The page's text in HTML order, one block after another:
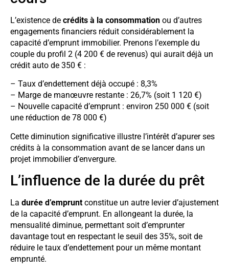
L’existence de crédits à la consommation ou d’autres
engagements financiers réduit considérablement la
capacité d’emprunt immobilier. Prenons l’exemple du
couple du profil 2 (4 200 € de revenus) qui aurait déjà un
crédit auto de 350 € :
– Taux d’endettement déjà occupé : 8,3%
– Marge de manœuvre restante : 26,7% (soit 1 120 €)
– Nouvelle capacité d’emprunt : environ 250 000 € (soit
une réduction de 78 000 €)
Cette diminution significative illustre l’intérêt d’apurer ses
crédits à la consommation avant de se lancer dans un
projet immobilier d’envergure.
L’influence de la durée du prêt
La durée d’emprunt constitue un autre levier d’ajustement
de la capacité d’emprunt. En allongeant la durée, la
mensualité diminue, permettant soit d’emprunter
davantage tout en respectant le seuil des 35%, soit de
réduire le taux d’endettement pour un même montant
emprunté.